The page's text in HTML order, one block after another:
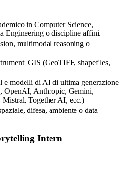
in Computer Science,
Engineering o discipline affini.
multimodal reasoning o
GIS (GeoTIFF, shapefiles,
e modelli di AI di ultima generazione
OpenAI, Anthropic, Gemini,
Together AI, ecc.)
difesa, ambiente o data
Intern